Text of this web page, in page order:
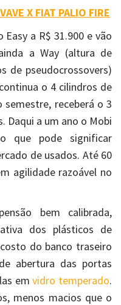
X FIAT PALIO FIRE
a R$ 31.900 e vão
a Way (altura de
de pseudocrossovers)
o 4 cilindros de
receberá o 3
Daqui a um ano o Mobi
que pode significar
de usados. Até 60
agilidade razoável no
bem calibrada,
dos plásticos de
do banco traseiro
abertura das portas
emvidro temperado.
menos macios que o